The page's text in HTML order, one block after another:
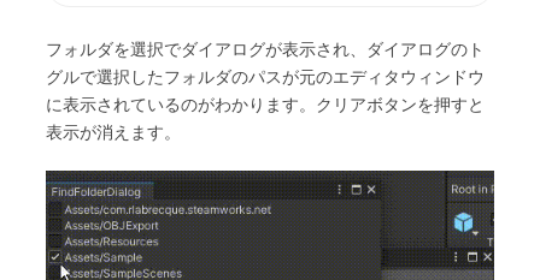
フォルダを選択でダイアログが表示され、ダイアログのト
グルで選択したフォルダのパスが元のエディタウィンドウ
に表示されているのがわかります。クリアボタンを押すと
表示が消えます。